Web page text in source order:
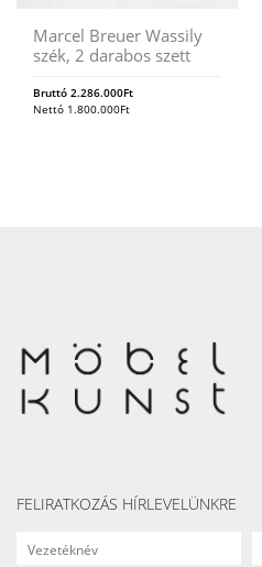
Marcel Breuer Wassily
szék, 2 darabos szett
Bruttó 2.286.000Ft
Nettó 1.800.000Ft
FELIRATKOZÁS HÍRLEVELÜNKRE